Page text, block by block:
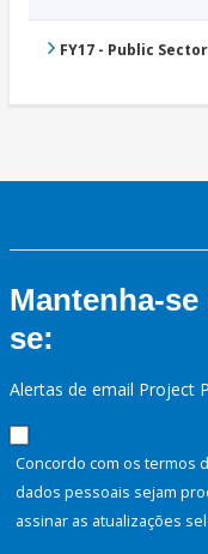
FY17 - Public
Mantenha-
se:
Alertas de email Project
Concordo com os termos
dados pessoais sejam
assinar as atualizações